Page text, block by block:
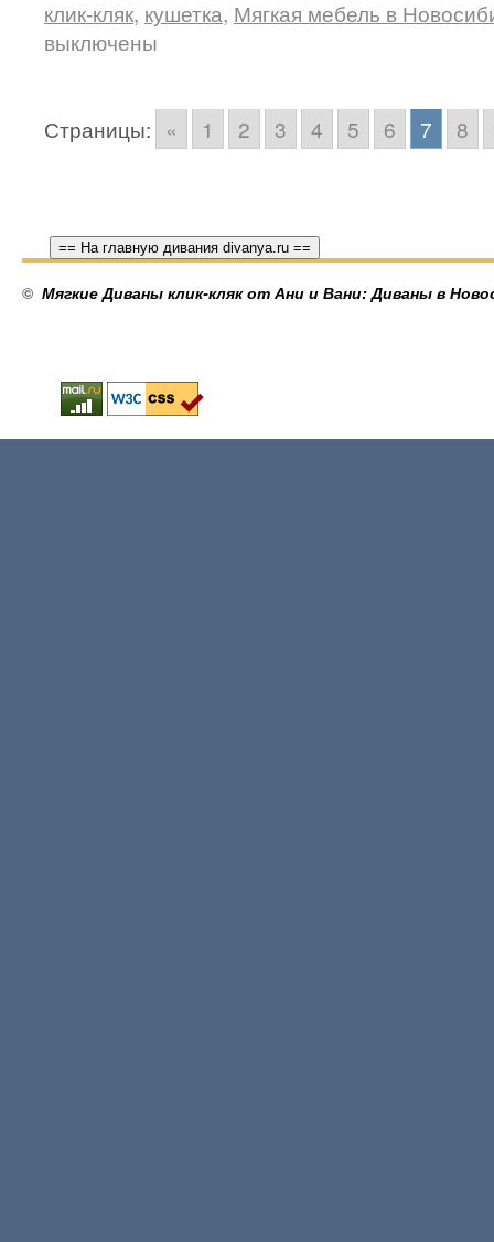
клик-кляк, кушетка, Мягкая мебель в
выключены
Страницы: « 1 2 3 4 5 6 7 8
== На главную дивания divanya.ru ==
© Мягкие Диваны клик-кляк от Ани и Вани: Диваны в